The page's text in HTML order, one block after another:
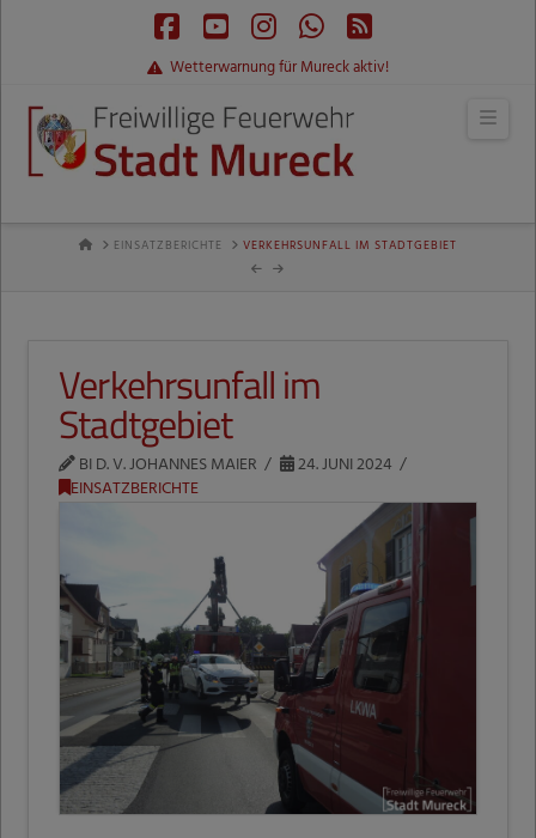
Facebook
YouTube
Instagram
Whatsapp
RSS
Wetterwarnung für Mureck aktiv!
HOMEEINSATZBERICHTE VERKEHRSUNFALL IM STADTGEBIET
Verkehrsunfall im
Stadtgebiet
BI D. V. JOHANNES MAIER
24. JUNI 2024
EINSATZBERICHTE